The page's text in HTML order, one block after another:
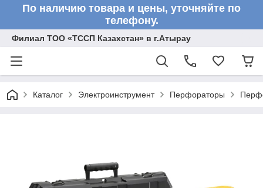
По наличию товара и цены, уточняйте по
телефону.
Филиал ТОО «ТССП Казахстан» в г.Атырау
Каталог Электроинструмент Перфораторы